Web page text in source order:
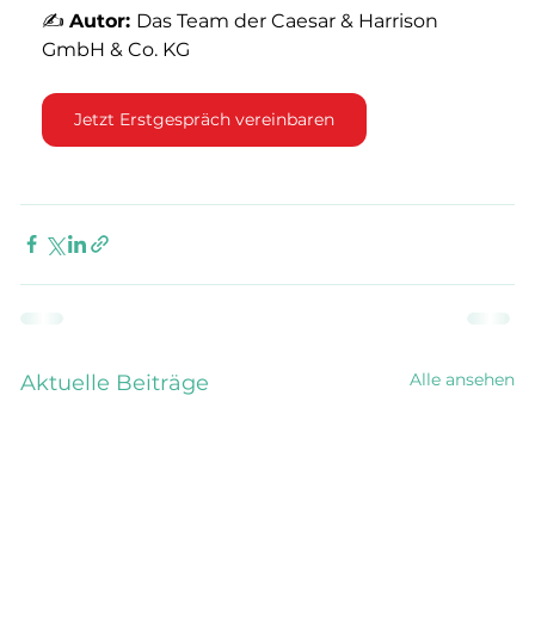
✍ Autor: Das Team der Caesar & Harrison
GmbH & Co. KG
Jetzt Erstgespräch vereinbaren
Aktuelle Beiträge Alle ansehen